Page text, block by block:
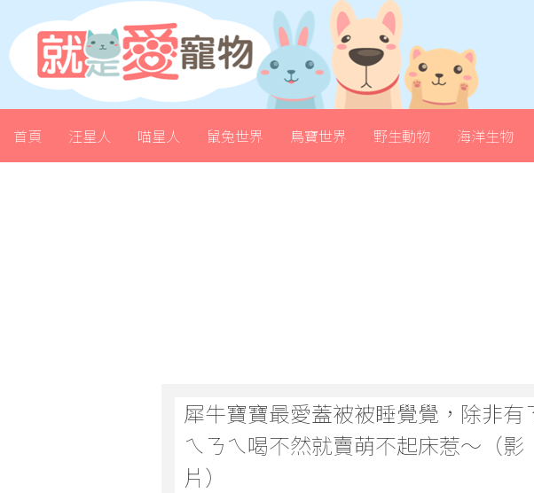
首頁 汪星人 喵星人 鼠兔世界 鳥寶世界 野生動物 海洋生物
犀牛寶寶最愛蓋被被睡覺覺，除非有
ㄟㄋㄟ喝不然就賣萌不起床惹～（影
片）